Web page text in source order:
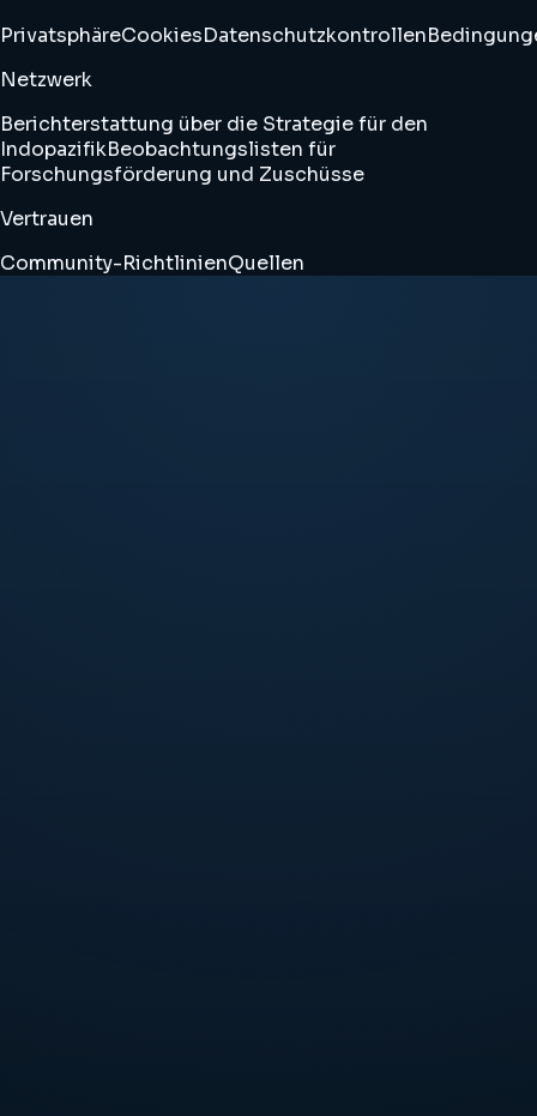
PrivatsphäreCookiesDatenschutzkontrollen
Netzwerk
Berichterstattung über die Strategie für den
IndopazifikBeobachtungslisten für
Forschungsförderung und Zuschüsse
Vertrauen
Community-RichtlinienQuellen